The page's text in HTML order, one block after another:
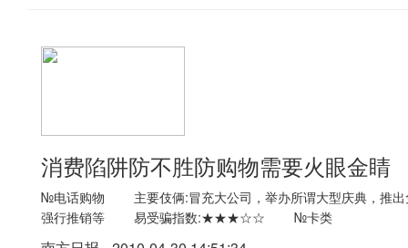
消费陷阱防不胜防购物需要火眼金睛
№电话购物 主要伎俩:冒充大公司，举办所谓大型庆典
强行推销等 易受骗指数:★★★☆☆ №卡类